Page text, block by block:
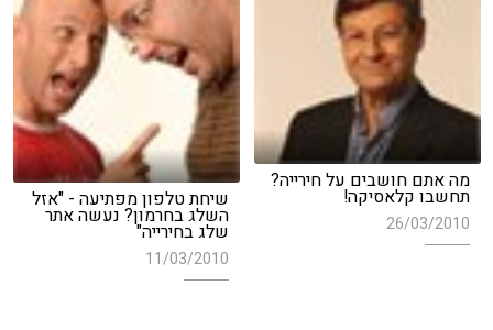
מה אתם חושבים על חירייה?
תחשבו קלאסיקה!
26/03/2010
שיחת טלפון מפתיעה - "אזל
השלג בחרמון? נעשה אתר
שלג בחירייה"
11/03/2010